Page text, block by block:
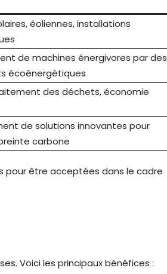
éoliennes, installations
de machines énergivores par des
écoénergétiques
des déchets, économie
de solutions innovantes pour
carbone
être acceptées dans le cadre
Voici les principaux bénéfices :